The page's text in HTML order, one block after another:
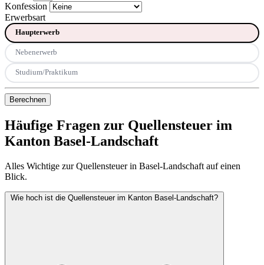
Konfession
Erwerbsart
Haupterwerb
Nebenerwerb
Studium/Praktikum
Berechnen
Häufige Fragen zur Quellensteuer im
Kanton Basel-Landschaft
Alles Wichtige zur Quellensteuer in Basel-Landschaft auf einen
Blick.
Wie hoch ist die Quellensteuer im Kanton Basel-Landschaft?